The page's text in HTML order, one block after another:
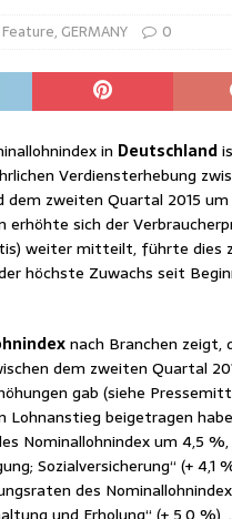
Feature, GERMANY 0
in Deutschland
Verdiensterhebung
dem zweiten Quartal 2015
erhöhte sich der
) weiter mitteilt, führte dies
höchste Zuwachs seit
nach Branchen zeigt,
dem zweiten Quartal
gab (siehe
beigetragen
Nominallohnindex um 4,5
Sozialversicherung“ (+ 4,1
des